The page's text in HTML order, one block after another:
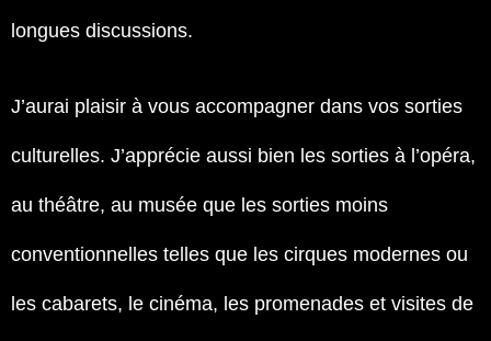
longues discussions.
J’aurai plaisir à vous accompagner dans vos sorties
culturelles. J’apprécie aussi bien les sorties à l’opéra,
au théâtre, au musée que les sorties moins
conventionnelles telles que les cirques modernes ou
les cabarets, le cinéma, les promenades et visites de